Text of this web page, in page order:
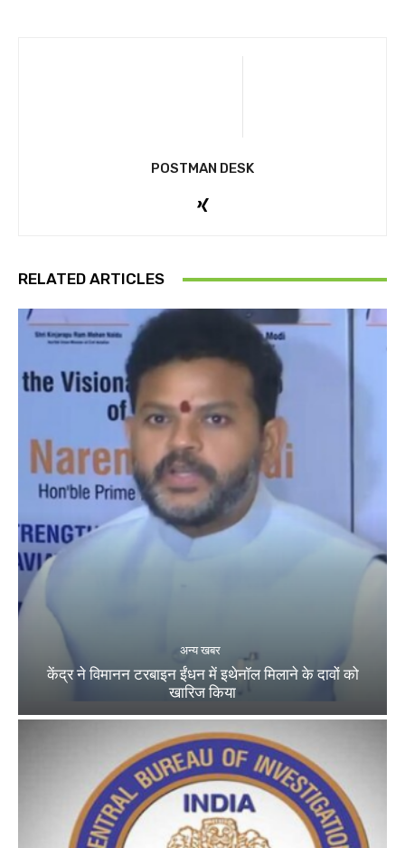
POSTMAN DESK
RELATED ARTICLES
अन्य खबर
केंद्र ने विमानन टरबाइन ईंधन में इथेनॉल मिलाने के दावों को
खारिज किया